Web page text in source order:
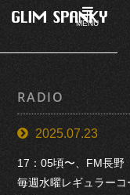
MENU
RADIO
2025.07.23
17：05頃〜、FM長野
毎週水曜レギュラー